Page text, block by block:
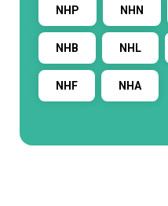
NHP NHN
NHB NHL
NHF NHA